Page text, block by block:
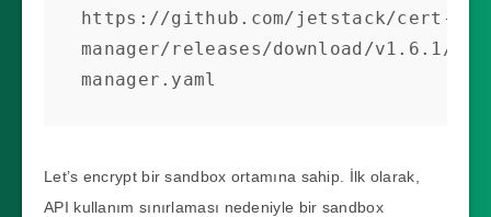
https://github.com/jetstack/cert-
manager/releases/download/v1.6.1/
manager.yaml
Let’s encrypt bir sandbox ortamına sahip. İlk olarak,
API kullanım sınırlaması nedeniyle bir sandbox